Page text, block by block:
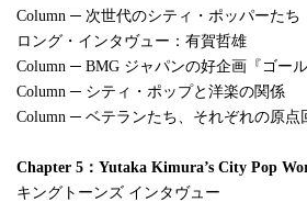
Column ─ 次世代のシティ・ポッパーたち
ロング・インタヴュー：有賀哲雄
Column ─ BMG ジャパンの好企画『ゴー
Column ─ シティ・ポップと洋楽の関係
Column ─ ベテランたち、それぞれの原点
Chapter 5：Yutaka Kimura’s City Pop
キングトーンズ インタヴュー